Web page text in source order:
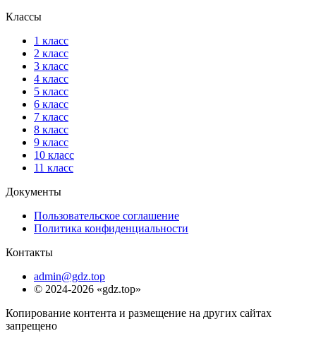
Классы
1 класс
2 класс
3 класс
4 класс
5 класс
6 класс
7 класс
8 класс
9 класс
10 класс
11 класс
Документы
Пользовательское соглашение
Политика конфиденциальности
Контакты
admin@gdz.top
© 2024-2026 «gdz.top»
Копирование контента и размещение на других сайтах
запрещено